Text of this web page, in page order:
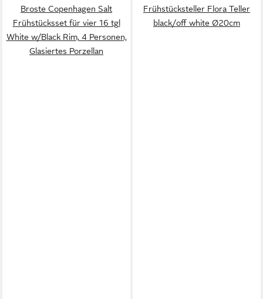
Broste Copenhagen Salt
Frühstücksset für vier 16 tgl
White w/Black Rim, 4 Personen,
Glasiertes Porzellan
Frühstücksteller Flora Teller
black/off white Ø20cm